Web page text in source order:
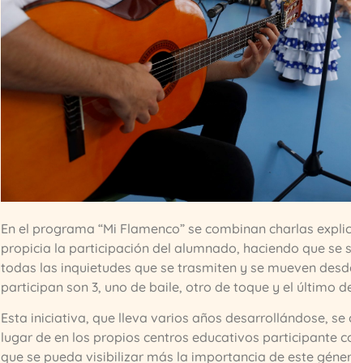
En el programa “Mi Flamenco” se combinan charlas
propicia la participación del alumnado, haciendo que se
todas las inquietudes que se trasmiten y se mueven
participan son 3, uno de baile, otro de toque y el último
Esta iniciativa, que lleva varios años desarrollándose,
lugar de en los propios centros educativos participante
que se pueda visibilizar más la importancia de este